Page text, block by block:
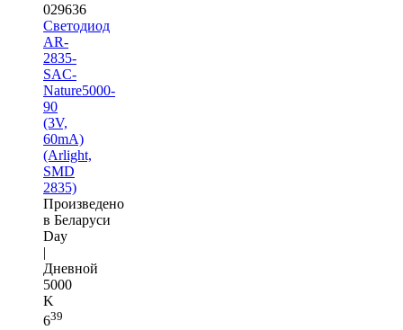
029636
Светодиод
AR-
2835-
SAC-
Nature5000-
90
(3V,
60mA)
(Arlight,
SMD
2835)
Произведено
в Беларуси
Day
|
Дневной
5000
K
639